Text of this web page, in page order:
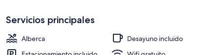
Servicios principales
Alberca
Desayuno incluido